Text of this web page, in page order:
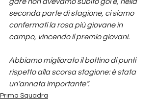
gare non avevamo subito gol e, nella
seconda parte di stagione, ci siamo
confermati la rosa più giovane in
campo, vincendo il premio giovani.
Abbiamo migliorato il bottino di punti
rispetto alla scorsa stagione: è stata
un’annata importante”.
Prima Squadra